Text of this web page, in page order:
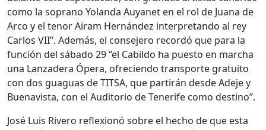
como la soprano Yolanda Auyanet en el rol de Juana de
Arco y el tenor Airam Hernández interpretando al rey
Carlos VII”. Además, el consejero recordó que para la
función del sábado 29 “el Cabildo ha puesto en marcha
una Lanzadera Ópera, ofreciendo transporte gratuito
con dos guaguas de TITSA, que partirán desde Adeje y
Buenavista, con el Auditorio de Tenerife como destino”.
José Luis Rivero reflexionó sobre el hecho de que esta